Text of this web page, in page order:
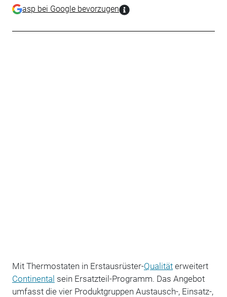
asp bei Google bevorzugen
Mit Thermostaten in Erstausrüster-Qualitäterweitert
Continental sein Ersatzteil-Programm. Das Angebot
umfasst die vier Produktgruppen Austausch-, Einsatz-,